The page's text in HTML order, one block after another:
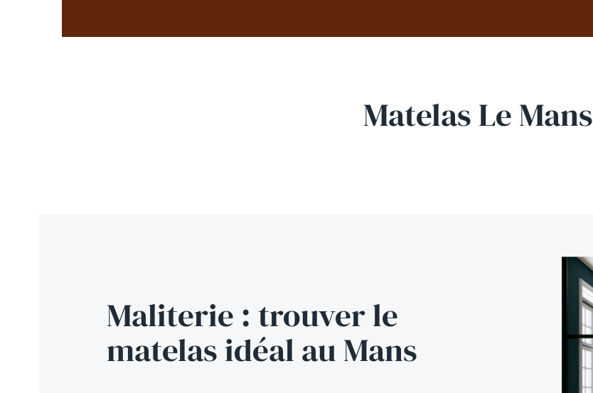
Matelas Le Mans
Maliterie : trouver le
matelas idéal au Mans